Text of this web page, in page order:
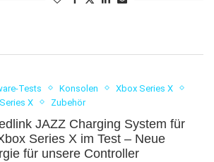
Tests Konsolen
Xbox Series X
X
Zubehör
JAZZ Charging System für
Series X im Test – Neue
für unsere Controller